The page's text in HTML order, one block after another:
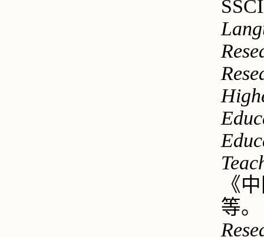
SSCI
《
等